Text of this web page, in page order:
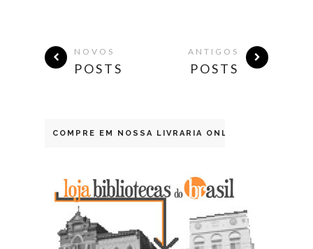
NOVOS
POSTS
ANTIGOS
POSTS
COMPRE EM NOSSA LIVRARIA ONLINE